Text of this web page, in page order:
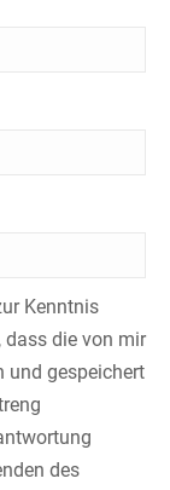
Kenntnis
die von mir
und gespeichert
des